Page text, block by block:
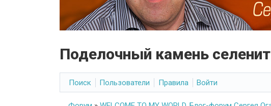
Поделочный камень селенит
Поиск Пользователи Правила Войти